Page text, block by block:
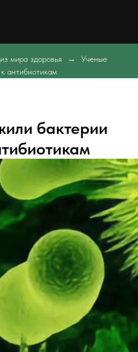
мира здоровья
Ученые
антибиотикам
бактерии